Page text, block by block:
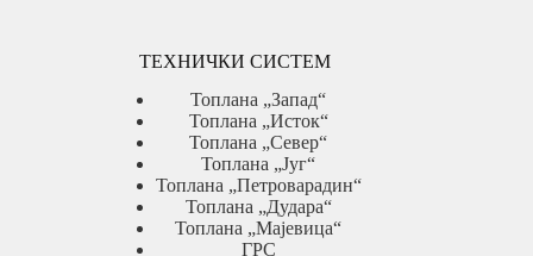
ТЕХНИЧКИ СИСТЕМ
Топлана „Запад“
Топлана „Исток“
Топлана „Север“
Топлана „Југ“
Топлана „Петроварадин“
Топлана „Дудара“
Топлана „Мајевица“
ГРС